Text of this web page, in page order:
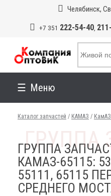
Челябинск,
+7 351 222-54-40,
Меню
Каталог запчастей / КАМАЗ /
ГРУППА
КАМАЗ-65115:
55111, 65115
СРЕДНЕГО